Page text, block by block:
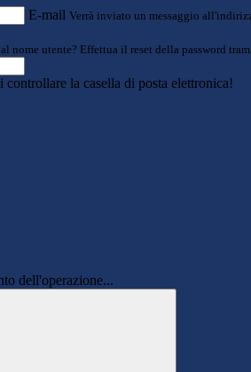
E-mail Verrà inviato un messaggio
nome utente? Effettua il reset della password
la casella di posta elettronica!
dell'operazione...